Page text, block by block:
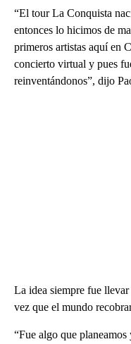
“El tour La Conquista
entonces lo hicimos de
primeros artistas aquí en
concierto virtual y pues
reinventándonos”, dijo
La idea siempre fue llevar
vez que el mundo
“Fue algo que